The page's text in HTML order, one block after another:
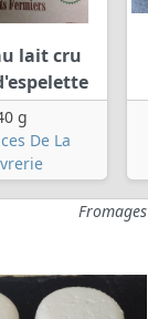
lait cru
g
De La
Fromages